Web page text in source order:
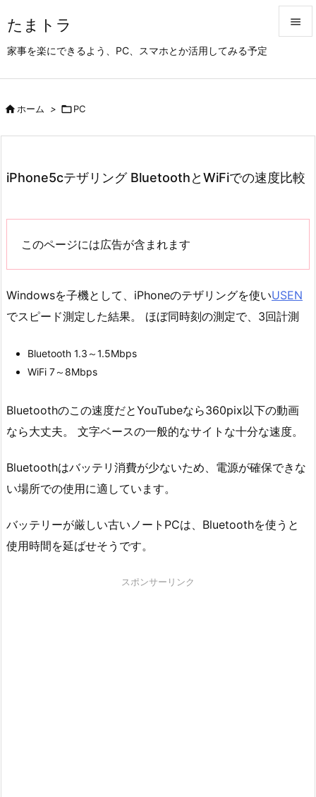
たまトラ
家事を楽にできるよう、PC、スマホとか活用してみる予定

前へ
次へ
ホーム > PC
iPhone5cテザリング BluetoothとWiFiでの速度比較
このページには広告が含まれます
Windowsを子機として、iPhoneのテザリングを使いUSEN
でスピード測定した結果。 ほぼ同時刻の測定で、3回計測
Bluetooth 1.3～1.5Mbps
WiFi 7～8Mbps
Bluetoothのこの速度だとYouTubeなら360pix以下の動画
なら大丈夫。 文字ベースの一般的なサイトな十分な速度。
Bluetoothはバッテリ消費が少ないため、電源が確保できな
い場所での使用に適しています。
バッテリーが厳しい古いノートPCは、Bluetoothを使うと
使用時間を延ばせそうです。
スポンサーリンク